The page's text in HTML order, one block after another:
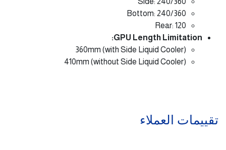
Bottom: 240/360
Rear: 120
GPU Length Limitation:
360mm (with Side Liquid Cooler)
410mm (without Side Liquid Cooler)
تقييمات العملاء